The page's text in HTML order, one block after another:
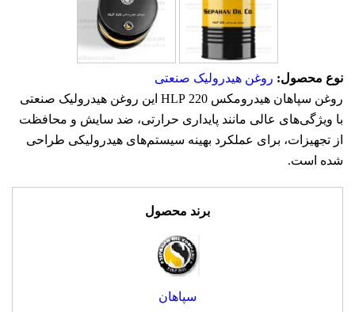
نوع محصول: روغن هیدرولیک صنعتی
روغن سپاهان هیدرومکس 220 HLP این روغن هیدرولیک صنعتی
با ویژگی‌های عالی مانند پایداری حرارتی، ضد سایش و محافظت
از تجهیزات، برای عملکرد بهینه سیستم‌های هیدرولیکی طراحی
شده است.
برند محصول
سپاهان